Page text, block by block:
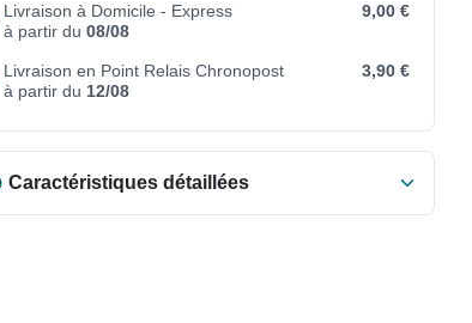
Livraison à Domicile - Express
à partir du 08/08
9,00 €
Livraison en Point Relais Chronopost
à partir du 12/08
3,90 €
Caractéristiques détaillées